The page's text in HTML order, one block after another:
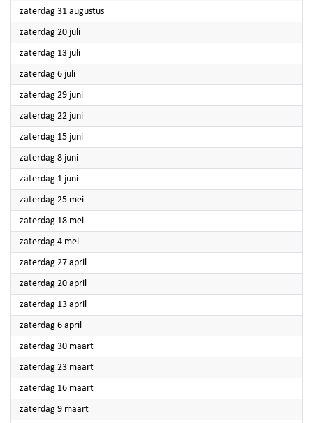
zaterdag 31 augustus2024
zaterdag 20 juli2024
zaterdag 13 juli2024
zaterdag 6 juli2024
zaterdag 29 juni2024
zaterdag 22 juni2024
zaterdag 15 juni2024
zaterdag 8 juni2024
zaterdag 1 juni2024
zaterdag 25 mei2024
zaterdag 18 mei2024
zaterdag 4 mei2024
zaterdag 27 april
zaterdag 20 april
zaterdag 13 april
zaterdag 6 april
zaterdag 30 maart2024
zaterdag 23 maart2024
zaterdag 16 maart2024
zaterdag 9 maart2024